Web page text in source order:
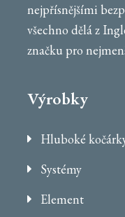
nejpřísnějšími
všechno dělá z
značku pro
Výrobky
Hluboké
Systémy
Element